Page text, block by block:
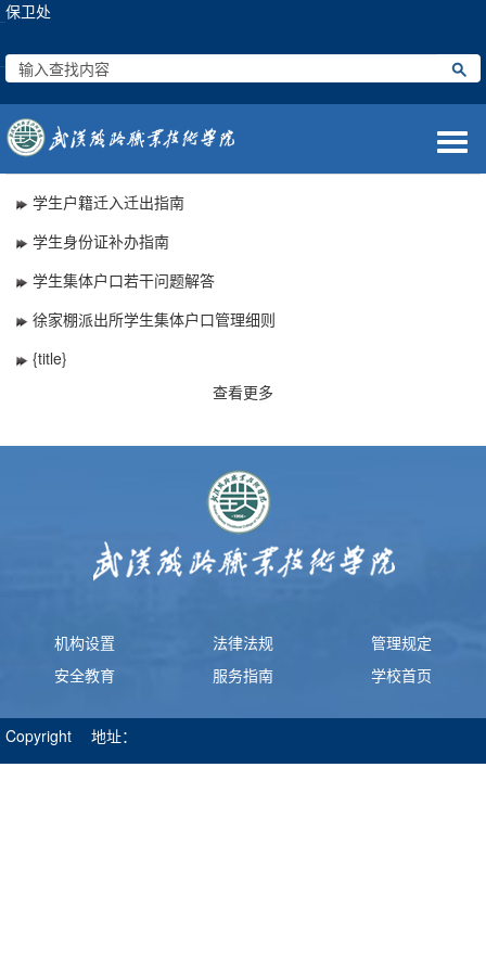
保卫处
学生户籍迁入迁出指南
学生身份证补办指南
学生集体户口若干问题解答
徐家棚派出所学生集体户口管理细则
{title}
查看更多
机构设置 法律法规
管理规定
安全教育
服务指南 学校首页
Copyright 地址：